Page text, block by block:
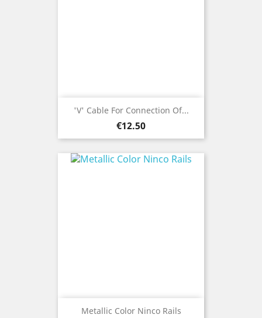
'V' Cable For Connection Of...
Price
€12.50
Metallic Color Ninco Rails